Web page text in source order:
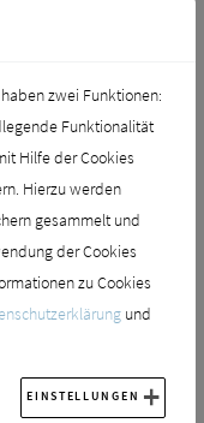
burgbad Badu
zwei Funktionen:
Funktionalität
Hilfe der Cookies
Hierzu werden
gesammelt und
der Cookies
zu Cookies
und
EINSTELLUNGEN